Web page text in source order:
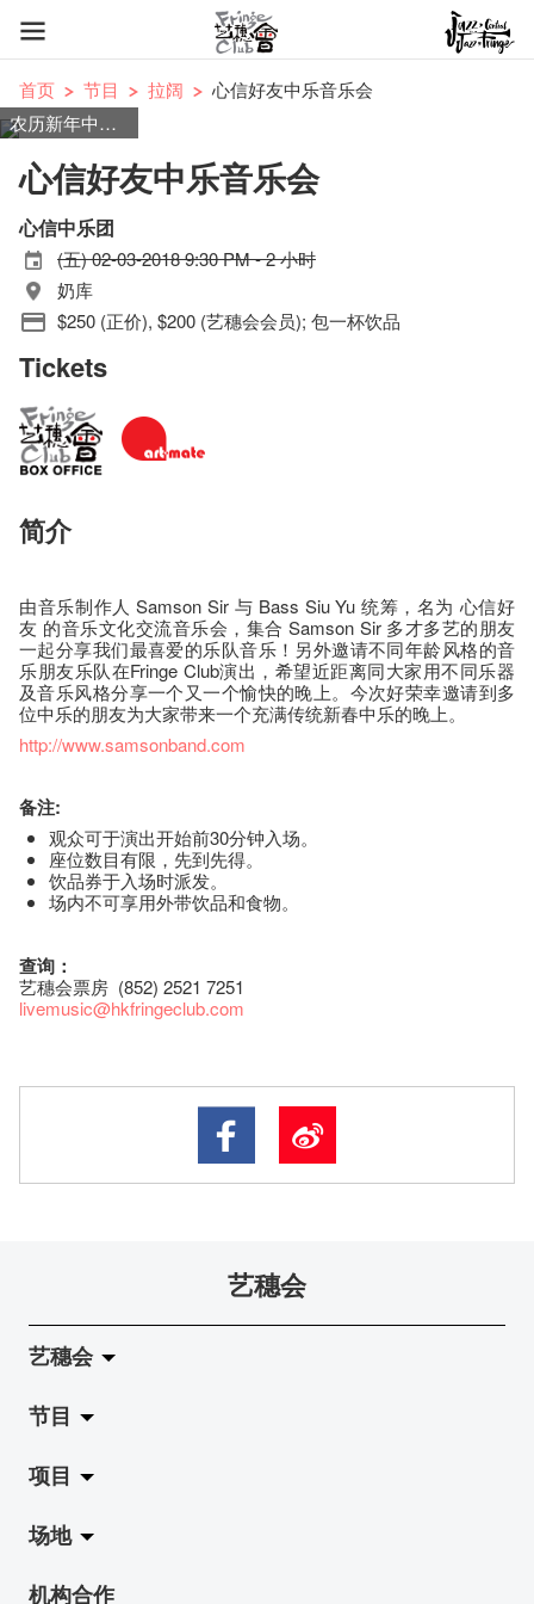
首页 节目 拉阔
心信好友中乐音乐会
农历新年中国音乐
心信好友中乐音乐会
心信中乐团
(五) 02-03-2018 9:30 PM - 2 小时
奶库
$250 (正价), $200 (艺穗会会员); 包一杯饮品
Tickets
简介
由音乐制作人 Samson Sir 与 Bass Siu Yu 统筹，名为 心信好
友 的音乐文化交流音乐会，集合 Samson Sir 多才多艺的朋友
一起分享我们最喜爱的乐队音乐！另外邀请不同年龄风格的音
乐朋友乐队在Fringe Club演出，希望近距离同大家用不同乐器
及音乐风格分享一个又一个愉快的晚上。今次好荣幸邀请到多
位中乐的朋友为大家带来一个充满传统新春中乐的晚上。
http://www.samsonband.com
备注:
观众可于演出开始前30分钟入场。
座​位​数目​有​限​，先到先得。
饮品券于入场时派发。
场内不可享用外带饮品和食物。
查询：
艺穗会票房 (852) 2521 7251
livemusic@hkfringeclub.com
艺穗会
艺穗会
关于艺穗会
艺穗会的演化
使命与宗旨
艺穗会架构
节目
拉阔
展览
演出
项目
Jazz-Go-Central, Jazz-Go-Fringe
LPL
场地
陈丽玲划廊
机构合作